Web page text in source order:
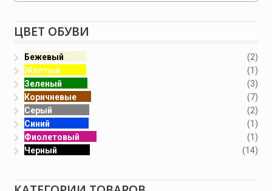
ЦВЕТ ОБУВИ
Бежевый
(2)
Желтый
(1)
Зеленый
(3)
Коричневые
(7)
Серый
(2)
Синий
(1)
Фиолетовый
(1)
Черный
(14)